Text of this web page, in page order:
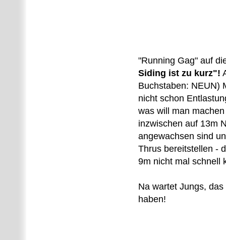
"Running Gag" auf
Siding ist zu kurz"!
Buchstaben: NEUN)
nicht schon
was will man
inzwischen auf 13m
angewachsen sind
Thrus bereitstellen -
9m nicht mal schnell
Na wartet Jungs,
haben!